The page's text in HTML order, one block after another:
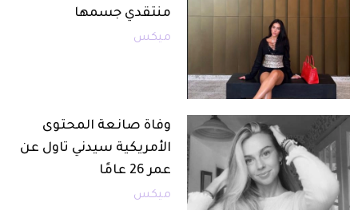
منتقدي جسمها
ميكس
وفاة صانعة المحتوى
الأمريكية سيدني تاول عن
عمر 26 عامًا
ميكس